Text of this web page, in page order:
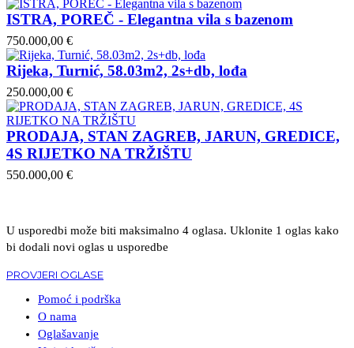
ISTRA, POREČ - Elegantna vila s bazenom
750.000,00 €
Rijeka, Turnić, 58.03m2, 2s+db, lođa
250.000,00 €
PRODAJA, STAN ZAGREB, JARUN, GREDICE,
4S RIJETKO NA TRŽIŠTU
550.000,00 €
U usporedbi može biti maksimalno 4 oglasa. Uklonite 1 oglas kako
bi dodali novi oglas u usporedbe
PROVJERI OGLASE
Pomoć i podrška
O nama
Oglašavanje